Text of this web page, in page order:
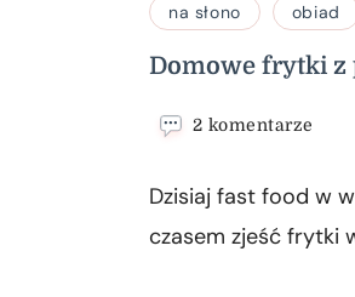
na słono obiad
Domowe frytki z
2 komentarze
z
Dzisiaj fast food w
czasem zjeść frytki